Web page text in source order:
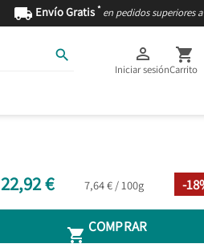
 Envío Gratis * en pedidos superiores a
 
Iniciar sesión

Carrito
22,92 € 7,64 € / 100g -
 COMPRAR